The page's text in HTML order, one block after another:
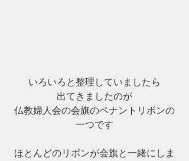
いろいろと整理していましたら
出てきましたのが
仏教婦人会の会旗のペナントリボンの
一つです
ほとんどのリボンが会旗と一緒にしま